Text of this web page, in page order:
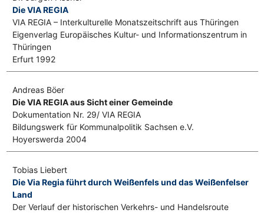
Die VIA REGIA
VIA REGIA – Interkulturelle Monatszeitschrift aus Thüringen
Eigenverlag Europäisches Kultur- und Informationszentrum in
Thüringen
Erfurt 1992
Andreas Böer
Die VIA REGIA aus Sicht einer Gemeinde
Dokumentation Nr. 29/ VIA REGIA
Bildungswerk für Kommunalpolitik Sachsen e.V.
Hoyerswerda 2004
Tobias Liebert
Die Via Regia führt durch Weißenfels und das Weißenfelser
Land
Der Verlauf der historischen Verkehrs- und Handelsroute